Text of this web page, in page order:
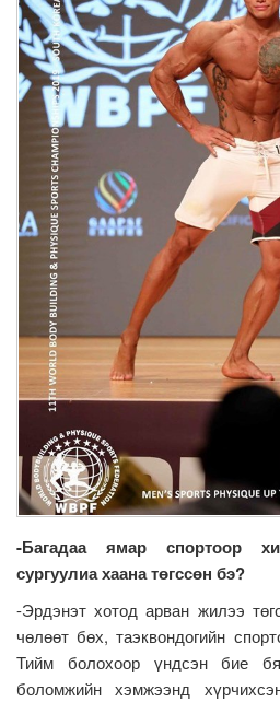
-Багадаа ямар спортоор
сургуулиа хаана төгссөн бэ?
-Эрдэнэт хотод арван жилээ
чөлөөт бөх, таэквондогийн
Тийм болохоор үндсэн бие
боломжийн хэмжээнд